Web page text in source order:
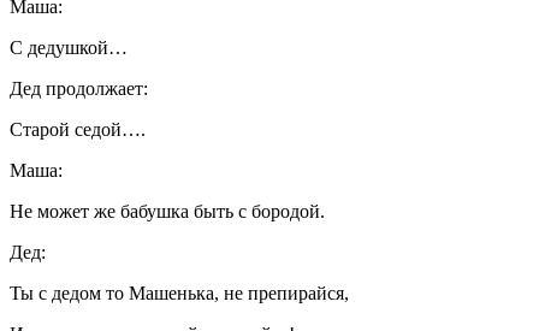
Маша:
С дедушкой…
Дед продолжает:
Старой седой….
Маша:
Не может же бабушка быть с бородой.
Дед:
Ты с дедом то Машенька, не препирайся,